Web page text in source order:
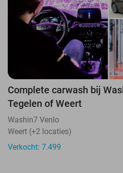
Complete carwash bij
Tegelen of Weert
Washin7 Venlo
Weert (+2 locaties)
Verkocht: 7.499